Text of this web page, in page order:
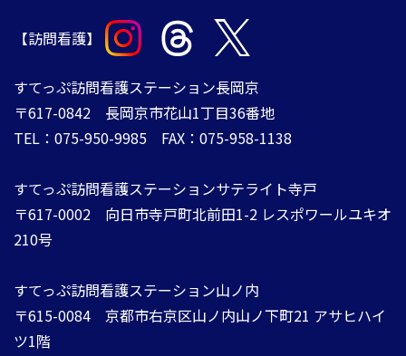
【訪問看護】
すてっぷ訪問看護ステーション長岡京
〒617-0842 長岡京市花山1丁目36番地
TEL：075-950-9985 FAX：075-958-1138
すてっぷ訪問看護ステーションサテライト寺戸
〒617-0002 向日市寺戸町北前田1-2 レスポワールユキオ
210号
すてっぷ訪問看護ステーション山ノ内
​​​​​​​〒615-0084 ​​​​​​​京都市右京区山ノ内山ノ下町21 アサヒハイ
ツ1階